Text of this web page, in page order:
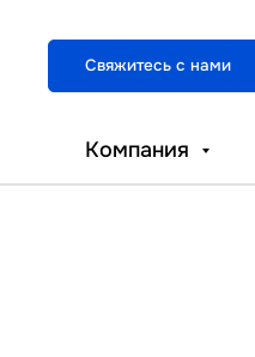
Свяжитесь с нами
Компания